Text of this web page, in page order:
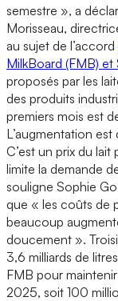
semestre », a
Morisseau,
au sujet de l’accord
MilkBoard (FMB) et
proposés par les
des produits
premiers mois est
L’augmentation
C’est un prix du
limite la demande
souligne Sophie
que « les coûts de
beaucoup
doucement ».
3,6 milliards de
FMB pour
2025, soit 100